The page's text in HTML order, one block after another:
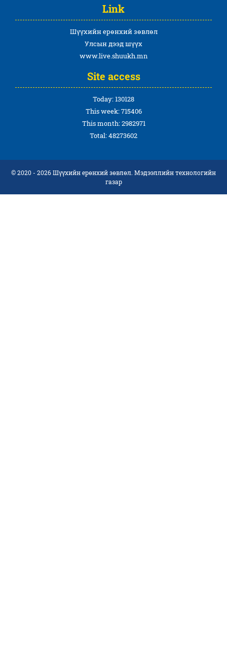
Link
Шүүхийн ерөнхий зөвлөл
Улсын дээд шүүх
www.live.shuukh.mn
Site access
Today: 130128
This week: 715406
This month: 2982971
Total: 48273602
© 2020 - 2026 Шүүхийн ерөнхий зөвлөл. Мэдээллийн технологийн
газар